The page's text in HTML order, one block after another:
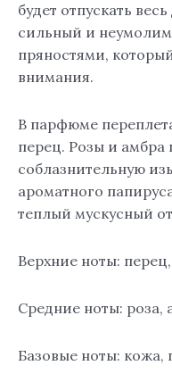
будет отпускать
сильный и
пряностями,
внимания.
В парфюме
перец. Розы и амбра
соблазнительную
ароматного
теплый мускусный
Верхние ноты:
Средние ноты: роза,
Базовые ноты: кожа,